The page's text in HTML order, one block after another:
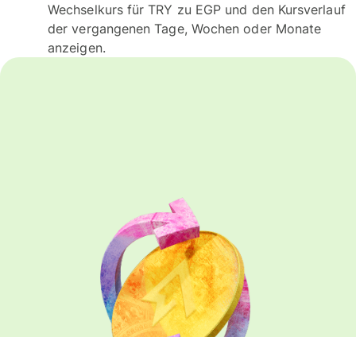
Wechselkurs für TRY zu EGP und den Kursverlauf
der vergangenen Tage, Wochen oder Monate
anzeigen.